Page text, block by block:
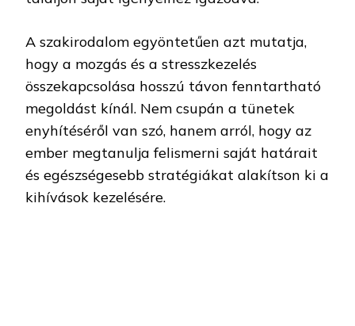
A szakirodalom egyöntetűen azt mutatja,
hogy a mozgás és a stresszkezelés
összekapcsolása hosszú távon fenntartható
megoldást kínál. Nem csupán a tünetek
enyhítéséről van szó, hanem arról, hogy az
ember megtanulja felismerni saját határait
és egészségesebb stratégiákat alakítson ki a
kihívások kezelésére.